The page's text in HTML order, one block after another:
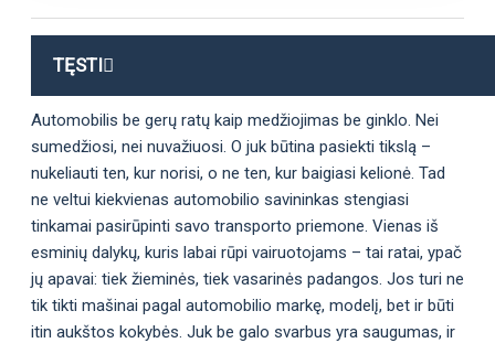
TĘSTI
Automobilis be gerų ratų kaip medžiojimas be ginklo. Nei
sumedžiosi, nei nuvažiuosi. O juk būtina pasiekti tikslą –
nukeliauti ten, kur norisi, o ne ten, kur baigiasi kelionė. Tad
ne veltui kiekvienas automobilio savininkas stengiasi
tinkamai pasirūpinti savo transporto priemone. Vienas iš
esminių dalykų, kuris labai rūpi vairuotojams – tai ratai, ypač
jų apavai: tiek žieminės, tiek vasarinės padangos. Jos turi ne
tik tikti mašinai pagal automobilio markę, modelį, bet ir būti
itin aukštos kokybės. Juk be galo svarbus yra saugumas, ir